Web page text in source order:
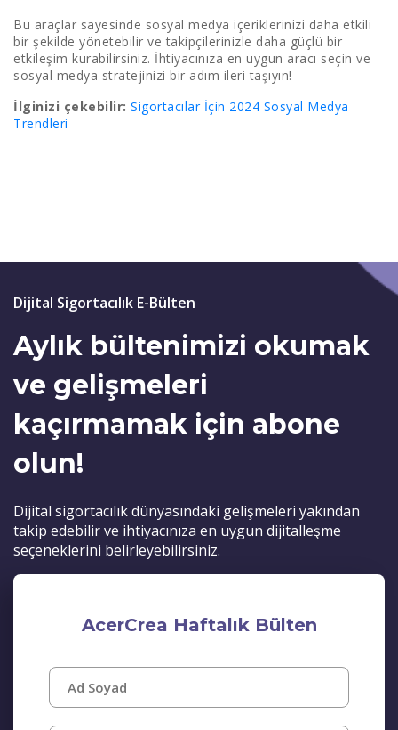
Bu araçlar sayesinde sosyal medya içeriklerinizi daha etkili
bir şekilde yönetebilir ve takipçilerinizle daha güçlü bir
etkileşim kurabilirsiniz. İhtiyacınıza en uygun aracı seçin ve
sosyal medya stratejinizi bir adım ileri taşıyın!
İlginizi çekebilir: Sigortacılar İçin 2024 Sosyal Medya
Trendleri
Dijital Sigortacılık E-Bülten
Aylık bültenimizi okumak
ve gelişmeleri
kaçırmamak için abone
olun!
Dijital sigortacılık dünyasındaki gelişmeleri yakından
takip edebilir ve ihtiyacınıza en uygun dijitalleşme
seçeneklerini belirleyebilirsiniz.
AcerCrea Haftalık Bülten